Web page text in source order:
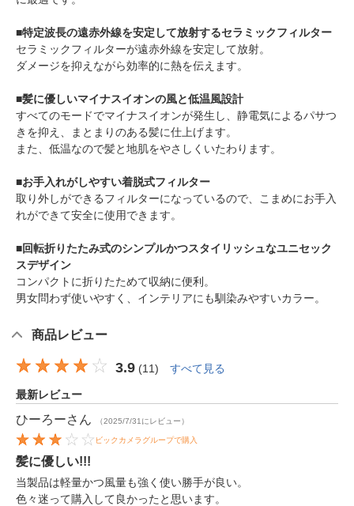
■特定波長の遠赤外線を安定して放射するセラミックフィルター
セラミックフィルターが遠赤外線を安定して放射。
ダメージを抑えながら効率的に熱を伝えます。
■髪に優しいマイナスイオンの風と低温風設計
すべてのモードでマイナスイオンが発生し、静電気によるパサつ
きを抑え、まとまりのある髪に仕上げます。
また、低温なので髪と地肌をやさしくいたわります。
■お手入れがしやすい着脱式フィルター
取り外しができるフィルターになっているので、こまめにお手入
れができて安全に使用できます。
■回転折りたたみ式のシンプルかつスタイリッシュなユニセック
スデザイン
コンパクトに折りたためて収納に便利。
男女問わず使いやすく、インテリアにも馴染みやすいカラー。
商品レビュー
3.9 (11) すべて見る
最新レビュー
ひーろーさん （2025/7/31にレビュー）
ビックカメラグループで購入
髪に優しい!!!
当製品は軽量かつ風量も強く使い勝手が良い。
色々迷って購入して良かったと思います。